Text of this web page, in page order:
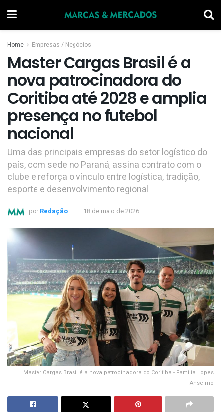
Home Empresas / Negócios
Master Cargas Brasil é a
nova patrocinadora do
Coritiba até 2028 e amplia
presença no futebol
nacional
Uma das principais empresas do setor logístico do
país, com sede no Paraná, assina contrato com o
clube e reforça o vínculo entre logística, tradição,
esporte e desenvolvimento regional
por Redação 18 de maio de 2026
Master Cargas Brasil é a nova patrocinadora do Coritiba - Familia Lopes
Anselmo